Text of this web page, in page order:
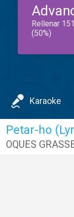
Rellenar
(50%)
Karaoke
Petar-ho
OQUES